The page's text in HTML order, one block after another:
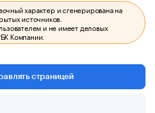
характер и сгенерирована на
источников.
и не имеет деловых
Компании.
страницей